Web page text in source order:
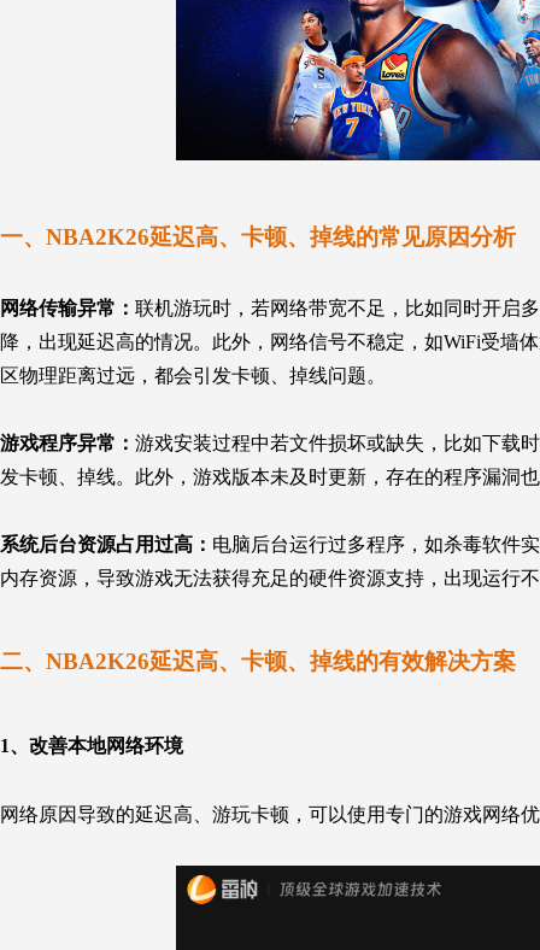
一、NBA2K26延迟高、卡顿、掉线的常见原因分析
网络传输异常： 联机游玩时，若网络带宽不足，比如同时开启
降，出现延迟高的情况。此外，网络信号不稳定，如WiFi受墙
区物理距离过远，都会引发卡顿、掉线问题。
游戏程序异常： 游戏安装过程中若文件损坏或缺失，比如下载
发卡顿、掉线。此外，游戏版本未及时更新，存在的程序漏洞
系统后台资源占用过高： 电脑后台运行过多程序，如杀毒软件
内存资源，导致游戏无法获得充足的硬件资源支持，出现运行
二、NBA2K26延迟高、卡顿、掉线的有效解决方案
1、改善本地网络环境
网络原因导致的延迟高、游玩卡顿，可以使用专门的游戏网络